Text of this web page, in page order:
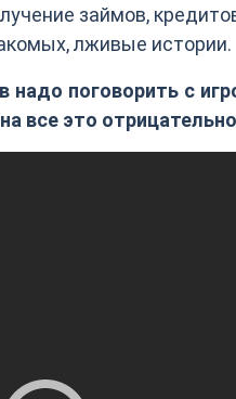
займов,
лживые истории.
надо поговорить с
все это